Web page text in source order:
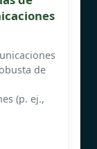
de
(p. ej.,